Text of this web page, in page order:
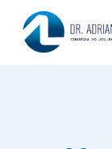
para